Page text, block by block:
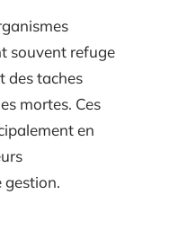
souvent refuge
des taches
mortes. Ces
en
gestion.